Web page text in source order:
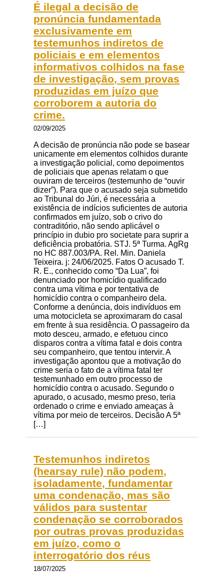
É ilegal a decisão de
pronúncia fundamentada
exclusivamente em
testemunhos indiretos de
policiais e em elementos
informativos colhidos na fase
de investigação, sem provas
produzidas em juízo que
corroborem a autoria do
crime.
02/09/2025
A decisão de pronúncia não pode se basear
unicamente em elementos colhidos durante
a investigação policial, como depoimentos
de policiais que apenas relatam o que
ouviram de terceiros (testemunho de “ouvir
dizer”). Para que o acusado seja submetido
ao Tribunal do Júri, é necessária a
existência de indícios suficientes de autoria
confirmados em juízo, sob o crivo do
contraditório, não sendo aplicável o
princípio in dubio pro societate para suprir a
deficiência probatória. STJ. 5ª Turma. AgRg
no HC 887.003/PA. Rel. Min. Daniela
Teixeira. j: 24/06/2025. Fatos O acusado T.
R. E., conhecido como “Da Lua”, foi
denunciado por homicídio qualificado
contra uma vítima e por tentativa de
homicídio contra o companheiro dela.
Conforme a denúncia, dois indivíduos em
uma motocicleta se aproximaram do casal
em frente à sua residência. O passageiro da
moto desceu, armado, e efetuou cinco
disparos contra a vítima fatal e dois contra
seu companheiro, que tentou intervir. A
investigação apontou que a motivação do
crime seria o fato de a vítima fatal ter
testemunhado em outro processo de
homicídio contra o acusado. Segundo o
apurado, o acusado, mesmo preso, teria
ordenado o crime e enviado ameaças à
vítima por meio de terceiros. Decisão A 5ª
[…]
Testemunhos indiretos
(hearsay rule) não podem,
isoladamente, fundamentar
uma condenação, mas são
válidos para sustentar
condenação se corroborados
por outras provas produzidas
em juízo, como o
interrogatório dos réus
18/07/2025